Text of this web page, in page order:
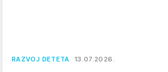
RAZVOJ DETETA 13.07.2026.